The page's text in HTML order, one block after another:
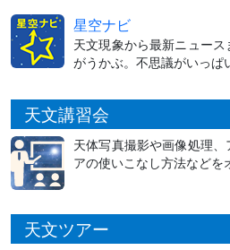
星空ナビ
天文現象から最新ニュー
がうかぶ。不思議がいっぱ
天文講習会
天体写真撮影や画像処理
アの使いこなし方法などを
天文ツアー